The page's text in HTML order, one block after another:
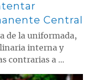
Central
de la uniformada,
interna y
contrarias a ...